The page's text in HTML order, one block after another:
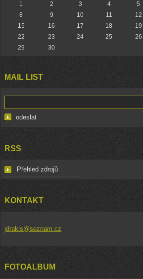
1
2 3 4 5
8
9 10 11 12
15
16 17 18 19
22
23 24 25 26
29
30
MAIL LIST
RSS
Přehled zdrojů
KONTAKT
jdrakis@seznam.cz
FOTOALBUM